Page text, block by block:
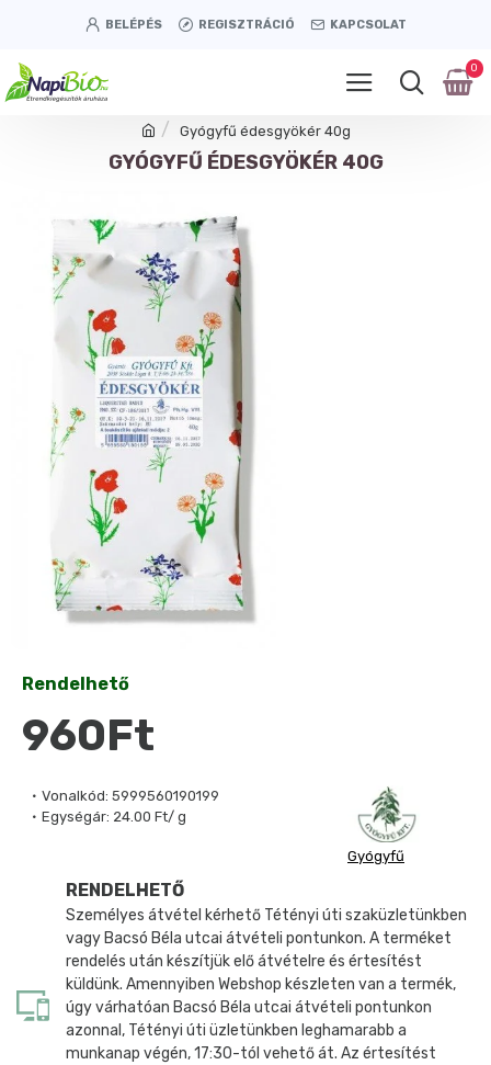
BELÉPÉS REGISZTRÁCIÓ KAPCSOLAT
0
Gyógyfű édesgyökér 40g
GYÓGYFŰ ÉDESGYÖKÉR 40G
Vonalkód: 5999560190199
Egységár: 24.00 Ft/ g
Gyógyfű
Rendelhető
960Ft
RENDELHETŐ
Személyes átvétel kérhető Tétényi úti szaküzletünkben
vagy Bacsó Béla utcai átvételi pontunkon. A terméket
rendelés után készítjük elő átvételre és értesítést
küldünk. Amennyiben Webshop készleten van a termék,
úgy várhatóan Bacsó Béla utcai átvételi pontunkon
azonnal, Tétényi úti üzletünkben leghamarabb a
munkanap végén, 17:30-tól vehető át. Az értesítést